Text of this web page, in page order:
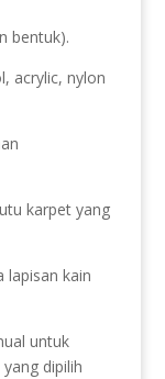
bentuk).
acrylic, nylon
karpet yang
lapisan kain
untuk
dipilih